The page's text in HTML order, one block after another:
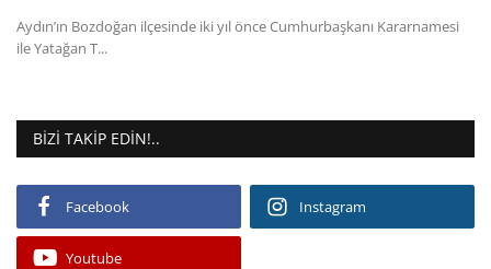
Aydın’ın Bozdoğan ilçesinde iki yıl önce Cumhurbaşkanı Kararnamesi
ile Yatağan T...
BIZI TAKIP EDIN!..
Facebook Instagram
Youtube